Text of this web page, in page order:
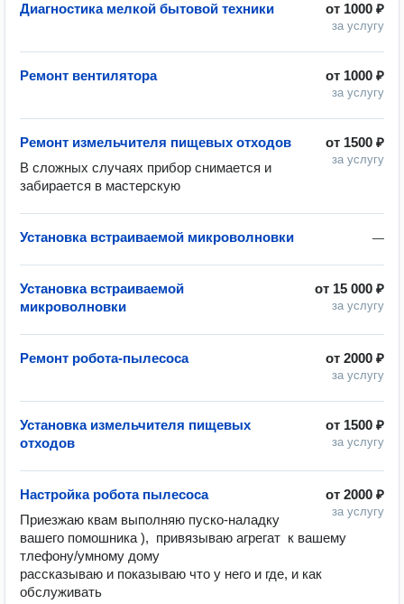
от 1000 ₽
за услугу
Диагностика мелкой бытовой техники
от 1000 ₽
за услугу
Ремонт вентилятора
от 1500 ₽
за услугу
Ремонт измельчителя пищевых отходов
В сложных случаях прибор снимается и
забирается в мастерскую
—
Установка встраиваемой микроволновки
от 15 000 ₽
за услугу
Установка встраиваемой
микроволновки
от 2000 ₽
за услугу
Ремонт робота-пылесоса
от 1500 ₽
за услугу
Установка измельчителя пищевых
отходов
от 2000 ₽
за услугу
Настройка робота пылесоса
Приезжаю квам выполняю пуско-наладку
вашего помошника ),  привязываю агрегат  к вашему
тлефону/умному дому
рассказываю и показываю что у него и где, и как
обслуживать